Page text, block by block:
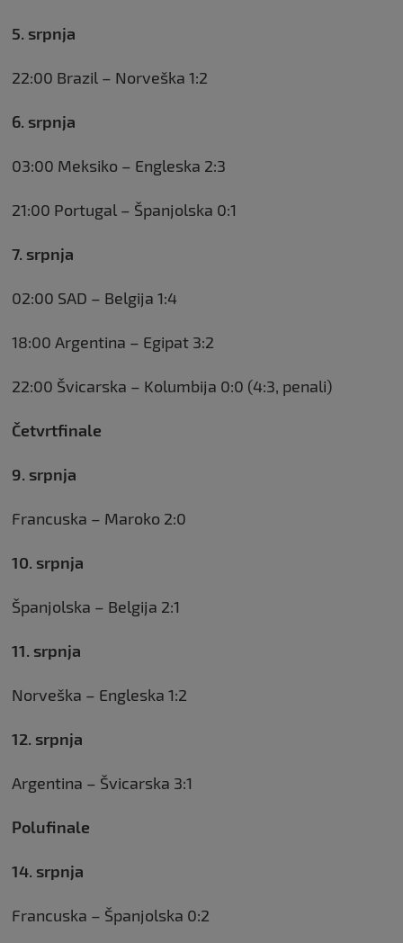
5. srpnja
22:00 Brazil – Norveška 1:2
6. srpnja
03:00 Meksiko – Engleska 2:3
21:00 Portugal – Španjolska 0:1
7. srpnja
02:00 SAD – Belgija 1:4
18:00 Argentina – Egipat 3:2
22:00 Švicarska – Kolumbija 0:0 (4:3, penali)
Četvrtfinale
9. srpnja
Francuska – Maroko 2:0
10. srpnja
Španjolska – Belgija 2:1
11. srpnja
Norveška – Engleska 1:2
12. srpnja
Argentina – Švicarska 3:1
Polufinale
14. srpnja
Francuska – Španjolska 0:2